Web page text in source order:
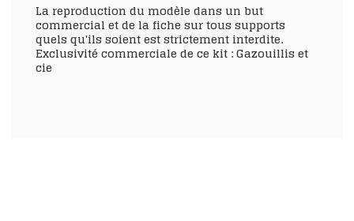
La reproduction du modèle dans un but
commercial et de la fiche sur tous supports
quels qu'ils soient est strictement interdite.
Exclusivité commerciale de ce kit : Gazouillis et
cie